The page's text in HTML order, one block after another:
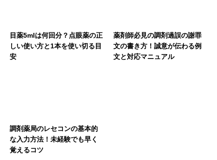
目薬5mlは何回分？点眼薬の正
しい使い方と1本を使い切る目
安
薬剤師必見の調剤過誤の謝罪
文の書き方！誠意が伝わる例
文と対応マニュアル
調剤薬局のレセコンの基本的
な入力方法！未経験でも早く
覚えるコツ